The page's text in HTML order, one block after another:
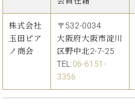
株式会社
玉田ピア
ノ商会
〒532-0034
大阪府大阪市淀川
区野中北2-7-25
TEL:06-6151-
3356